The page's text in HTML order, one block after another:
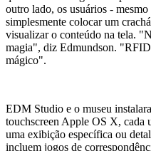
outro lado, os usuários -
simplesmente colocar um
visualizar o conteúdo na tela.
magia", diz Edmundson. "RFID
mágico".
EDM Studio e o museu
touchscreen Apple OS X, cada
uma exibição específica ou
incluem jogos de